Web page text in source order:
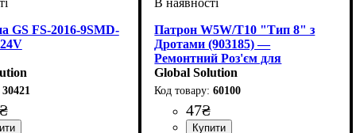
GS FS-2016-9SMD-
30421
Патрон W5W/Т10 "Тип 8" з
Дротами (903185) —
Ремонтний Роз'єм для
Габаритів
Global Solution
60100
47₴